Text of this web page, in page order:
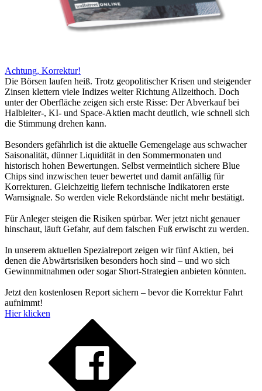
Achtung, Korrektur!
Die Börsen laufen heiß. Trotz geopolitischer Krisen und steigender
Zinsen klettern viele Indizes weiter Richtung Allzeithoch. Doch
unter der Oberfläche zeigen sich erste Risse: Der Abverkauf bei
Halbleiter-, KI- und Space-Aktien macht deutlich, wie schnell sich
die Stimmung drehen kann.
Besonders gefährlich ist die aktuelle Gemengelage aus schwacher
Saisonalität, dünner Liquidität in den Sommermonaten und
historisch hohen Bewertungen. Selbst vermeintlich sichere Blue
Chips sind inzwischen teuer bewertet und damit anfällig für
Korrekturen. Gleichzeitig liefern technische Indikatoren erste
Warnsignale. So werden viele Rekordstände nicht mehr bestätigt.
Für Anleger steigen die Risiken spürbar. Wer jetzt nicht genauer
hinschaut, läuft Gefahr, auf dem falschen Fuß erwischt zu werden.
In unserem aktuellen Spezialreport zeigen wir fünf Aktien, bei
denen die Abwärtsrisiken besonders hoch sind – und wo sich
Gewinnmitnahmen oder sogar Short-Strategien anbieten könnten.
Jetzt den kostenlosen Report sichern – bevor die Korrektur Fahrt
aufnimmt!
Hier klicken